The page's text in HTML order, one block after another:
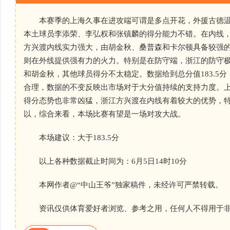
本赛季的上海久事在进攻端可谓是多点开花，外援古德
本土球员李添荣、李弘权和张镇麟的得分能力不错。在内线
方兴渡内线实力强大，由胡金秋、桑普森和卡尔顿具备较强
则在外线提供强有力的火力。特别是在防守端，浙江的防守
和胡金秋，其他球员得分不太稳定。数据给到总分值183.5
合理，数据的不变反映出市场对于大分值持续的支持力度。
得分态势也非常凶猛，浙江方兴渡在内线有着较大的优势，
以，综合来看，本场比赛有望是一场对攻大战。
本场建议：大于183.5分
以上各种数据截止时间为：6月5日14时10分
本网作者@“中山王爷”独家稿件，未经许可严禁转载。
资讯仅供体育爱好者浏览、参考之用，任何人不得用于